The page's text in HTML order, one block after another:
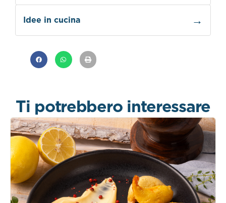
Idee in cucina
Ti potrebbero interessare